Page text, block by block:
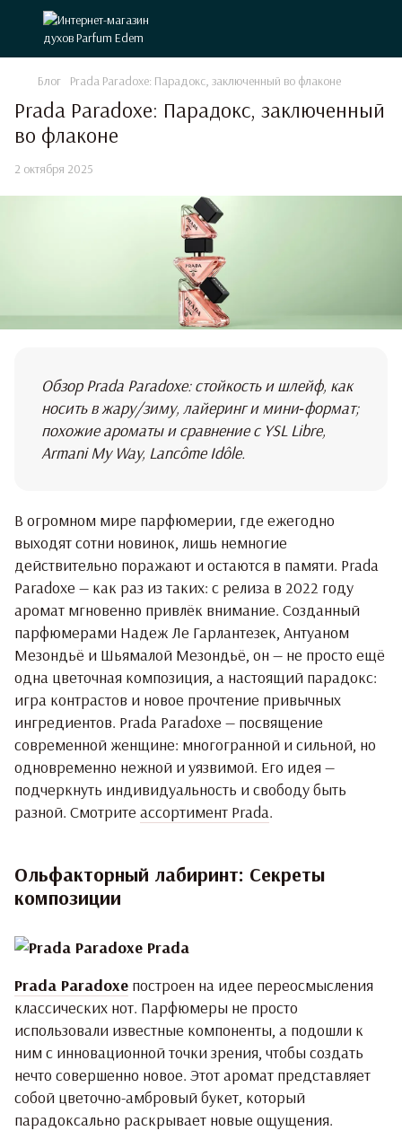
Блог Prada Paradoxe: Парадокс, заключенный во флаконе
Prada Paradoxe: Парадокс, заключенный
во флаконе
2 октября 2025
Обзор Prada Paradoxe: стойкость и шлейф, как
носить в жару/зиму, лайеринг и мини‑формат;
похожие ароматы и сравнение с YSL Libre,
Armani My Way, Lancôme Idôle.
В огромном мире парфюмерии, где ежегодно
выходят сотни новинок, лишь немногие
действительно поражают и остаются в памяти. Prada
Paradoxe — как раз из таких: с релиза в 2022 году
аромат мгновенно привлёк внимание. Созданный
парфюмерами Надеж Ле Гарлантезек, Антуаном
Мезондьё и Шьямалой Мезондьё, он — не просто ещё
одна цветочная композиция, а настоящий парадокс:
игра контрастов и новое прочтение привычных
ингредиентов. Prada Paradoxe — посвящение
современной женщине: многогранной и сильной, но
одновременно нежной и уязвимой. Его идея —
подчеркнуть индивидуальность и свободу быть
разной. Смотрите ассортимент Prada.
Ольфакторный лабиринт: Секреты
композиции
Prada Paradoxe построен на идее переосмысления
классических нот. Парфюмеры не просто
использовали известные компоненты, а подошли к
ним с инновационной точки зрения, чтобы создать
нечто совершенно новое. Этот аромат представляет
собой цветочно-амбровый букет, который
парадоксально раскрывает новые ощущения.